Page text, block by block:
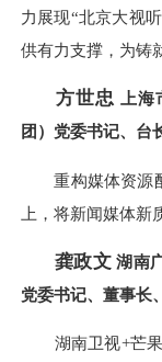
力展现“北京大视
供有力支撑，为铸
方世忠
上
团）党委书记、台
重构媒体资源配
上，将新闻媒体新
龚政文湖南
党委书记、董事长
湖南卫视+芒果